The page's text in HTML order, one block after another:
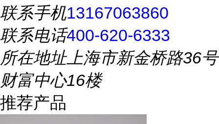
联系手机13167063860
联系电话400-620-6333
所在地址上海市新金桥路36号
财富中心16楼
推荐产品